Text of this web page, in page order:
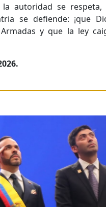
autoridad se respeta,
se defiende: ¡que
y que la ley